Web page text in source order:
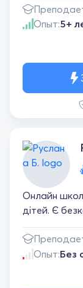
Опыт:5+
Онлайн
дітей. Є
Опыт:Без